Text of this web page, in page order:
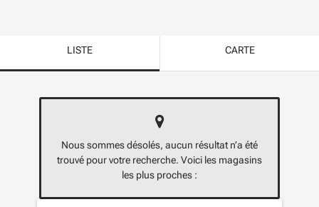
LISTE CARTE
Nous sommes désolés, aucun résultat n’a été
trouvé pour votre recherche. Voici les magasins
les plus proches :